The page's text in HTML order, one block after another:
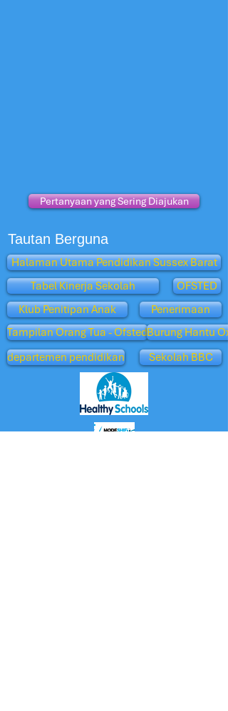
Pertanyaan yang Sering Diajukan
Tautan Berguna
Halaman Utama Pendidikan Sussex Barat
Tabel Kinerja Sekolah
OFSTED
Klub Penitipan Anak
Tampilan Orang Tua - Ofsted
Penerimaan
Burung Hantu
departemen pendidikan
Sekolah BBC